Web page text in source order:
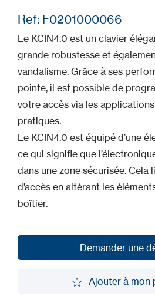
Ref: F0201000066
Le KCIN4.0 est un clavier
grande robustesse et
vandalisme. Grâce à ses
pointe, il est possible de
votre accès via les
pratiques.
Le KCIN4.0 est équipé d’une
ce qui signifie que
dans une zone sécurisée.
d’accès en altérant les
boîtier.
Demander une
Ajouter à mon